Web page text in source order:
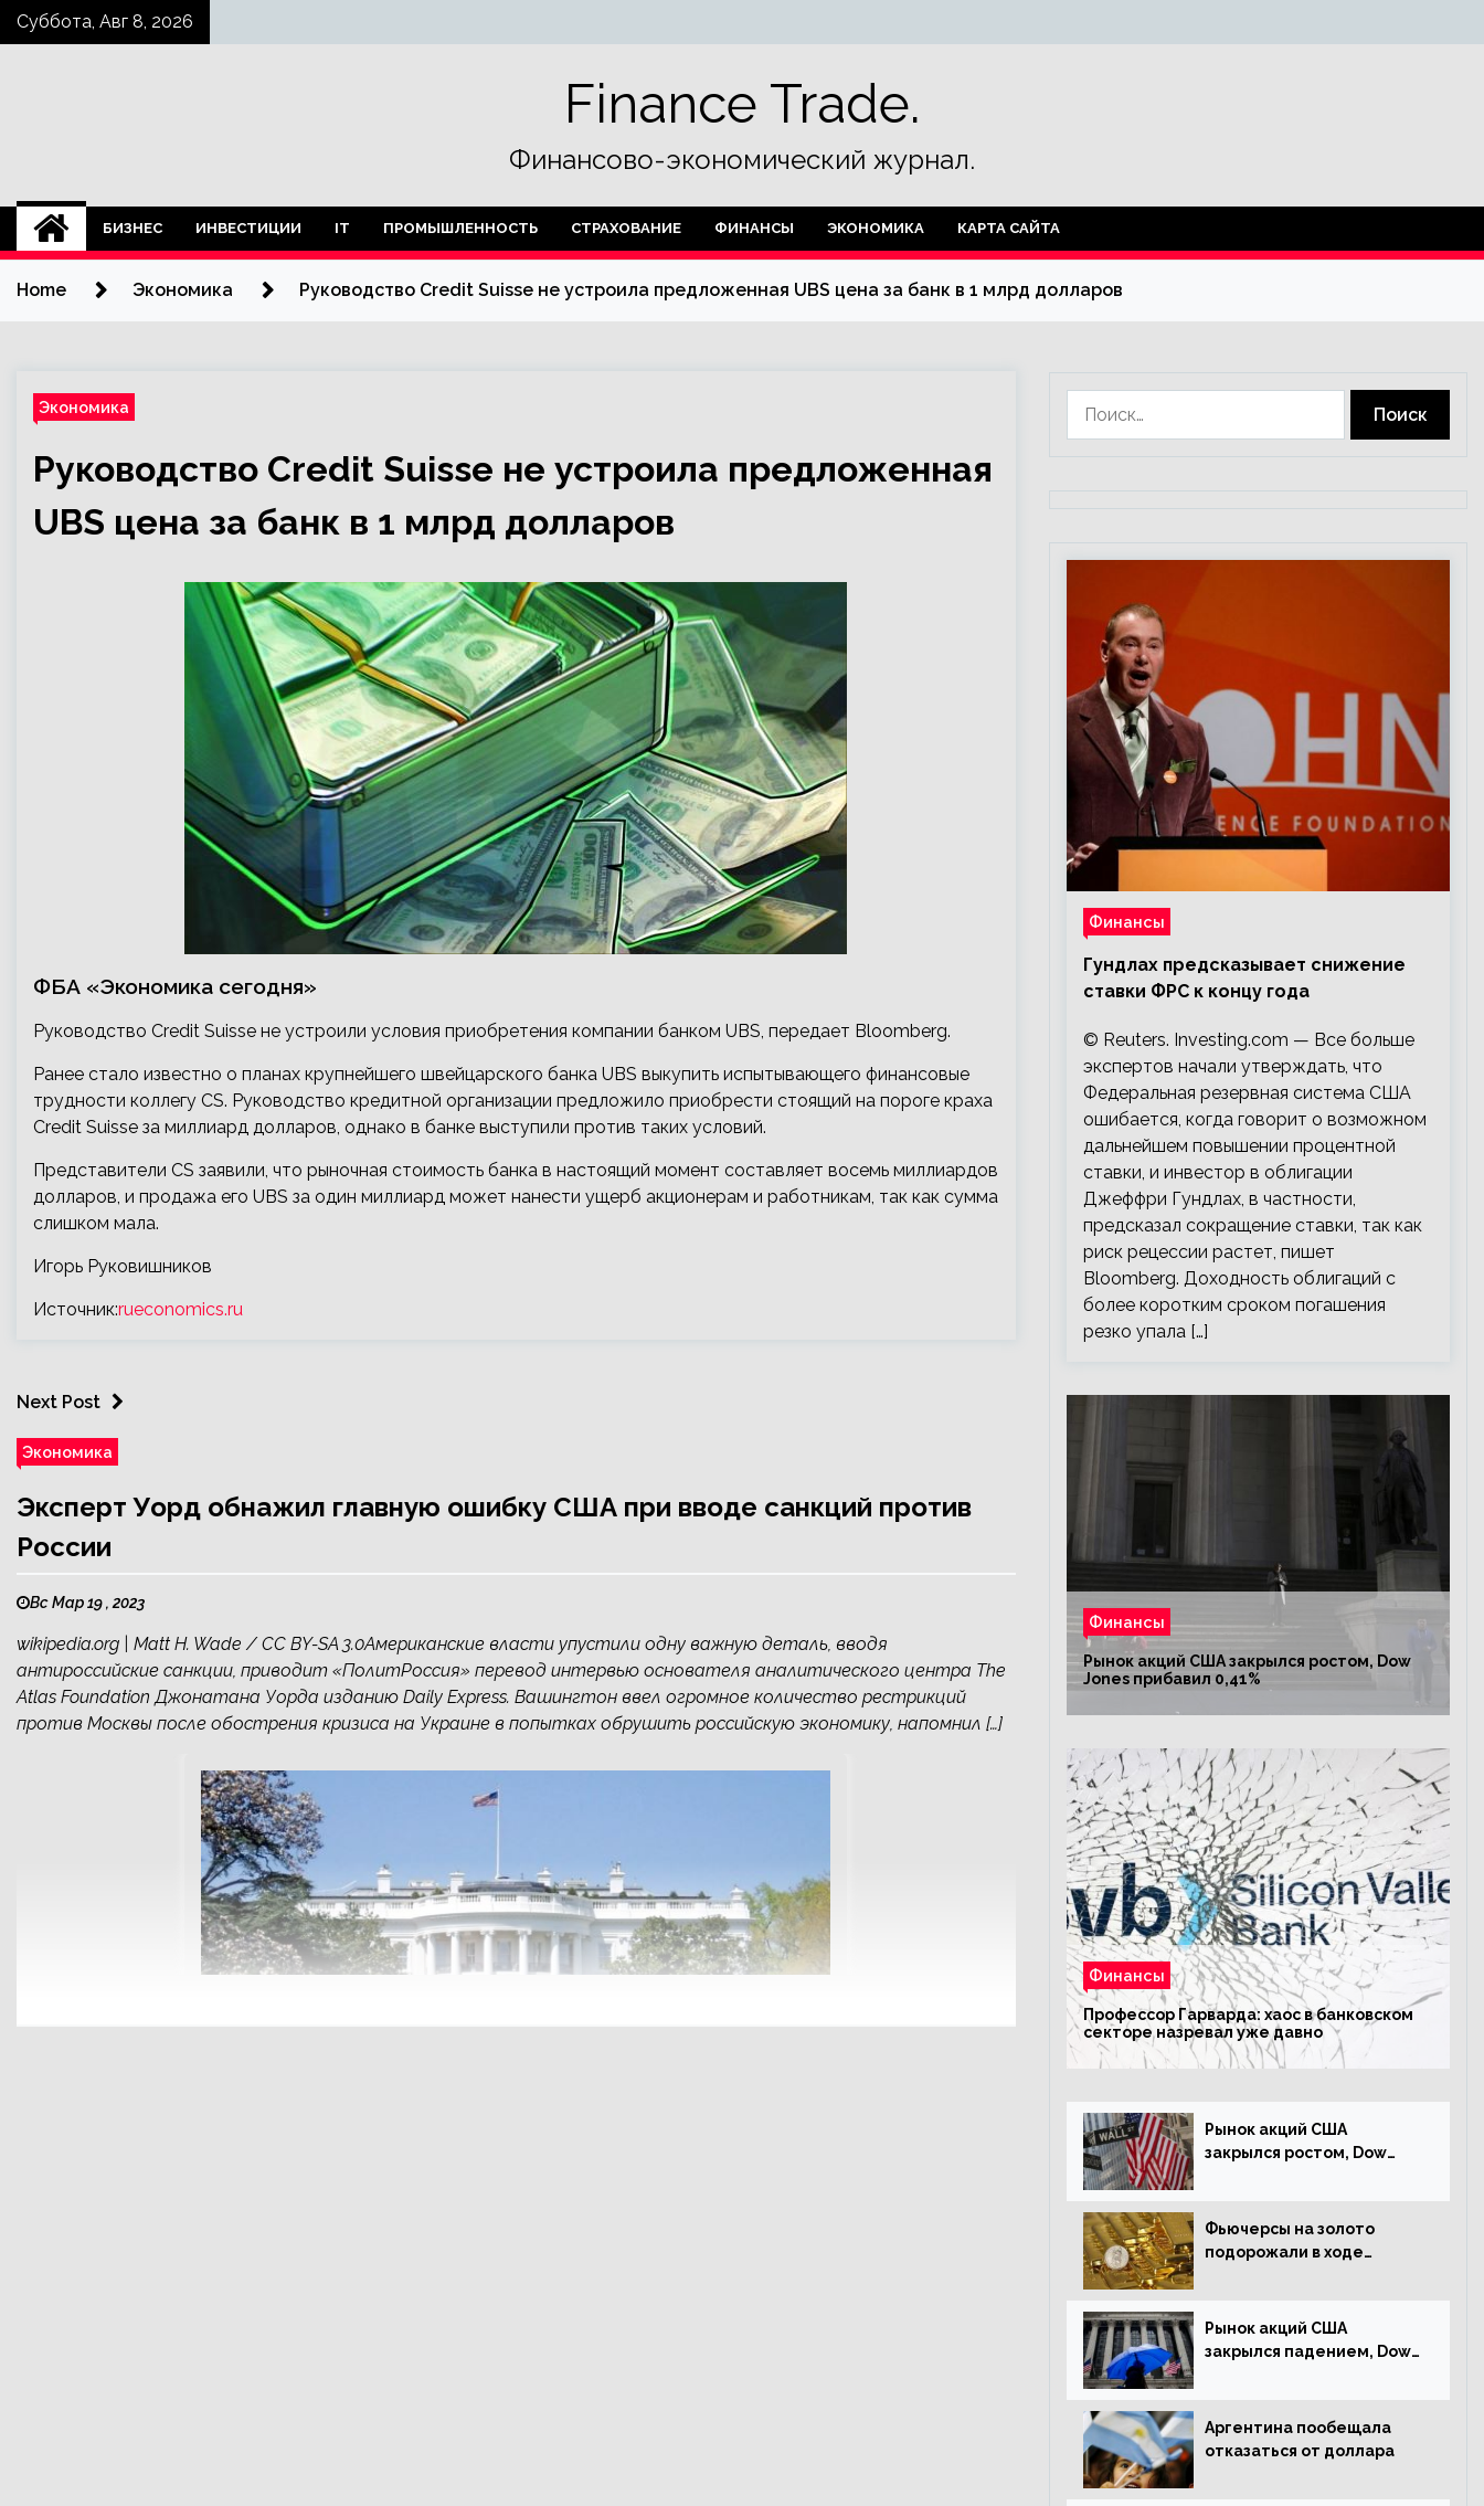
SkipСуббота, Авг 8, 2026
Finance Trade.
Финансово-экономический журнал.
БИЗНЕС ИНВЕСТИЦИИ IT ПРОМЫШЛЕННОСТЬ СТРАХОВАНИЕ ФИНАНСЫ ЭКОНОМИКА КАРТА САЙТА
Home Экономика Руководство Credit Suisse не устроила предложенная UBS цена за банк в 1 млрд долларов
Экономика
Руководство Credit Suisse не устроила предложенная
UBS цена за банк в 1 млрд долларов
ФБА «Экономика сегодня»
Руководство Credit Suisse не устроили условия приобретения компании банком UBS, передает Bloomberg.
Ранее стало известно о планах крупнейшего швейцарского банка UBS выкупить испытывающего финансовые
трудности коллегу CS. Руководство кредитной организации предложило приобрести стоящий на пороге краха
Credit Suisse за миллиард долларов, однако в банке выступили против таких условий.
Представители CS заявили, что рыночная стоимость банка в настоящий момент составляет восемь миллиардов
долларов, и продажа его UBS за один миллиард может нанести ущерб акционерам и работникам, так как сумма
слишком мала.
Игорь Руковишников
Источник:rueconomics.ru
Next Post
Экономика
Эксперт Уорд обнажил главную ошибку США при вводе санкций против
России
Вс Мар 19 , 2023
wikipedia.org | Matt H. Wade / CC BY-SA 3.0Американские власти упустили одну важную деталь, вводя
антироссийские санкции, приводит «ПолитРоссия» перевод интервью основателя аналитического центра The
Atlas Foundation Джонатана Уорда изданию Daily Express. Вашингтон ввел огромное количество рестрикций
против Москвы после обострения кризиса на Украине в попытках обрушить российскую экономику, напомнил […]
Финансы
Гундлах предсказывает снижение
ставки ФРС к концу года
© Reuters. Investing.com — Все больше
экспертов начали утверждать, что
Федеральная резервная система США
ошибается, когда говорит о возможном
дальнейшем повышении процентной
ставки, и инвестор в облигации
Джеффри Гундлах, в частности,
предсказал сокращение ставки, так как
риск рецессии растет, пишет
Bloomberg. Доходность облигаций с
более коротким сроком погашения
резко упала […]
Финансы
Рынок акций США закрылся ростом, Dow
Jones прибавил 0,41%
Финансы
Профессор Гарварда: хаос в банковском
секторе назревал уже давно
Рынок акций США
закрылся ростом, Dow
Фьючерсы на золото
подорожали в ходе
Рынок акций США
закрылся падением, Dow
Аргентина пообещала
отказаться от доллара